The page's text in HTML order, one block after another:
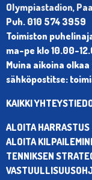
Olympiastadion,
Puh. 010 574 3959
Toimiston
ma-pe klo 10.00-
Muina aikoina
sähköpostitse:
KAIKKI
ALOITA
ALOITA
TENNIKSEN